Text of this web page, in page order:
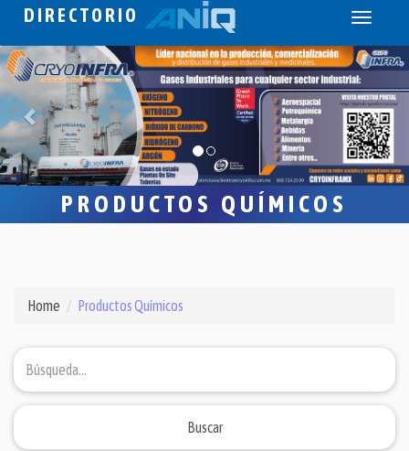
DIRECTORIO
Toggle
PRODUCTOS QUÍMICOS
Home Productos Químicos